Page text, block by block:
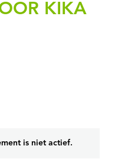
KIKA
is niet actief.